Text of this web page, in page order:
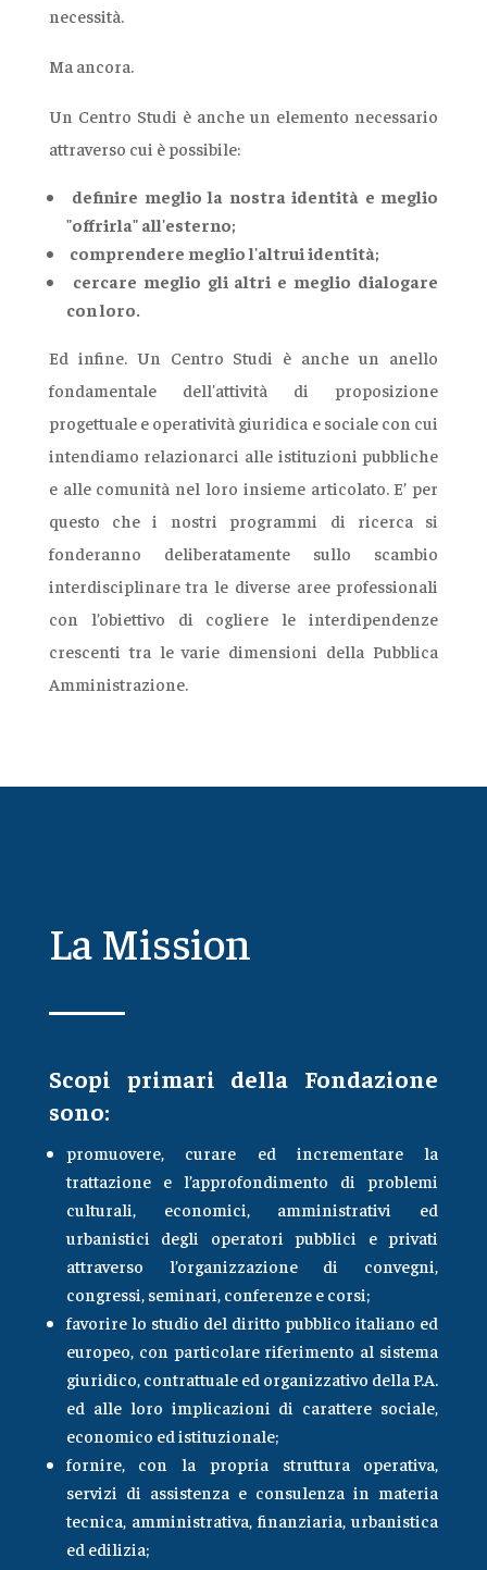
necessità.
Ma ancora.
Un Centro Studi è anche un elemento necessario
attraverso cui è possibile:
definire meglio la nostra identità e meglio
"offrirla" all'esterno;
comprendere meglio l'altrui identità;
cercare meglio gli altri e meglio dialogare
con loro.
Ed infine. Un Centro Studi è anche un anello
fondamentale dell'attività di proposizione
progettuale e operatività giuridica e sociale con cui
intendiamo relazionarci alle istituzioni pubbliche
e alle comunità nel loro insieme articolato. E’ per
questo che i nostri programmi di ricerca si
fonderanno deliberatamente sullo scambio
interdisciplinare tra le diverse aree professionali
con l’obiettivo di cogliere le interdipendenze
crescenti tra le varie dimensioni della Pubblica
Amministrazione.
La Mission
Scopi primari della Fondazione
sono:
promuovere, curare ed incrementare la
trattazione e l’approfondimento di problemi
culturali, economici, amministrativi ed
urbanistici degli operatori pubblici e privati
attraverso l’organizzazione di convegni,
congressi, seminari, conferenze e corsi;
favorire lo studio del diritto pubblico italiano ed
europeo, con particolare riferimento al sistema
giuridico, contrattuale ed organizzativo della P.A.
ed alle loro implicazioni di carattere sociale,
economico ed istituzionale;
fornire, con la propria struttura operativa,
servizi di assistenza e consulenza in materia
tecnica, amministrativa, finanziaria, urbanistica
ed edilizia;